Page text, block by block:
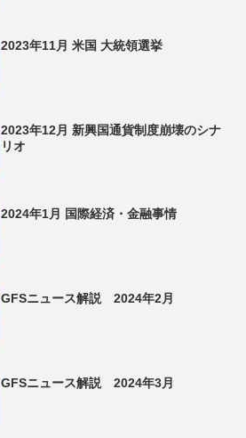
2023年11月 米国 大統領選挙
2023年12月 新興国通貨制度崩壊のシナ
リオ
2024年1月 国際経済・金融事情
GFSニュース解説 2024年2月
GFSニュース解説 2024年3月